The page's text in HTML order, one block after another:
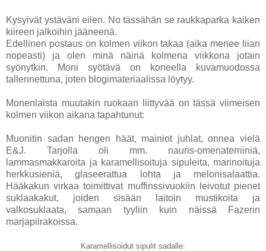
Kysyivät ystäväni eilen. No tässähän se raukkaparka kaiken
kiireen jalkoihin jääneenä.
Edellinen postaus on kolmen viikon takaa (aika menee liian
nopeasti) ja olen minä näinä kolmena viikkona jotain
syönytkin. Moni syötävä on koneella kuvamuodossa
tallennettuna, joten blogimateriaalissa löytyy.
Monenlaista muutakin ruokaan liittyvää on tässä viimeisen
kolmen viikon aikana tapahtunut:
Muonitin sadan hengen häät, mainiot juhlat, onnea vielä
E&J. Tarjolla oli mm. nauris-omenaterriiniä,
lammasmakkaroita ja karamellisoituja sipuleita, marinoituja
herkkusieniä, glaseerattua lohta ja melonisalaattia.
Hääkakun virkaa toimittivat muffinssivuokiin leivotut pienet
suklaakakut, joiden sisään laitoin mustikoita ja
valkosuklaata, samaan tyyliin kuin näissä Fazerin
marjapiirakoissa.
Karamellisoidut sipulit sadalle: